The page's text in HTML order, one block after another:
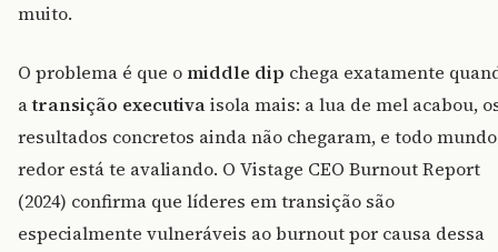
muito.
O problema é que o middle dip chega exatamente
atransição executivaisola mais: a lua de mel acabou,
resultados concretos ainda não chegaram, e todo
redor está te avaliando. O Vistage CEO Burnout Report
(2024) confirma que líderes em transição são
especialmente vulneráveis ao burnout por causa dessa